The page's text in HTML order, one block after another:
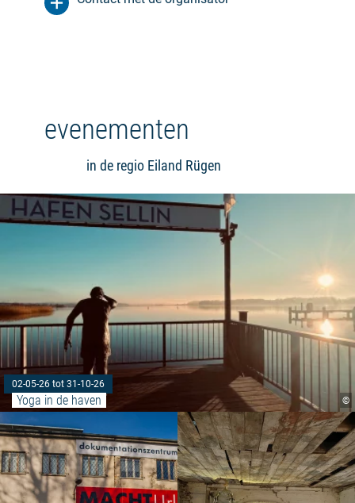
evenementen
in de regio Eiland Rügen
©
02-05-26 tot 31-10-26
Yoga in de haven
Meer lezen: "Speciale